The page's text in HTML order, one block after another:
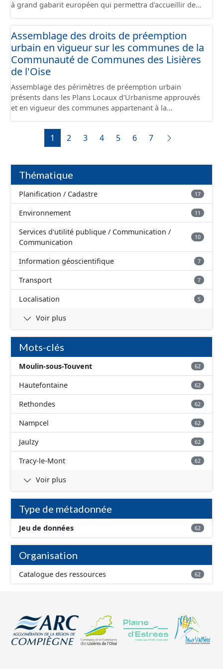
à grand gabarit européen qui permettra d'accueillir des
tonnes de marchandises, soit l'équivalent de 220
camions. Il reliera l’Oise au canal Dunkerque-Escaut, de
Compiègne à Aubencheul-au-Bac (près de Cambrai).
Assemblage des droits de préemption
urbain en vigueur sur les communes de la
Communauté de Communes des Lisières
de l'Oise
Assemblage des périmètres de préemption urbain
présents dans les Plans Locaux d'Urbanisme approuvés
et en vigueur des communes appartenant à la
Cette donnée a été numérisé conformément aux
prescriptions nationales du CNIG. Malgré l'attention
portée à la création de ces données, il est rappelé que
d'un point de vue juridique.
1 2 3 4 5 6 7
Thématique
Planification / Cadastre 17
Environnement 11
Services d'utilité publique / Communication /
Communication
10
Information géoscientifique 7
Transport 7
Localisation 5
Voir plus
Mots-clés
Moulin-sous-Touvent 62
Hautefontaine 62
Rethondes 62
Nampcel 62
Jaulzy 62
Tracy-le-Mont 62
Voir plus
Type de métadonnée
Jeu de données 62
Organisation
Catalogue des ressources 62